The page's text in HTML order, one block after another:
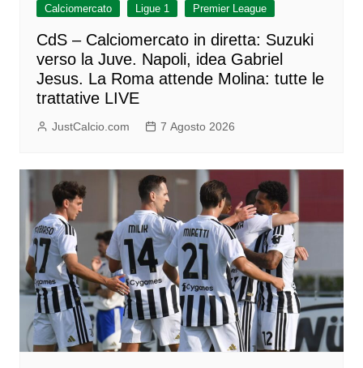
Calciomercato Ligue 1 Premier League
CdS – Calciomercato in diretta: Suzuki
verso la Juve. Napoli, idea Gabriel
Jesus. La Roma attende Molina: tutte le
trattative LIVE
JustCalcio.com 7 Agosto 2026